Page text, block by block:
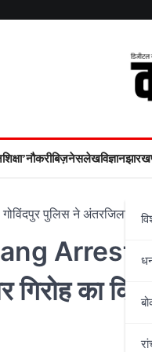
शिक्षा’नौकरीबिज़नेसलेखविज्ञान
पुलिस ने अंतरजिला ट्रक
Arrest
का